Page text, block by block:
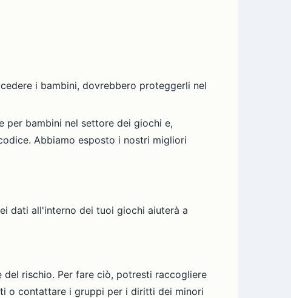
i bambini, dovrebbero proteggerli nel
bambini nel settore dei giochi e,
Abbiamo esposto i nostri migliori
dati all'interno dei tuoi giochi aiuterà a
rischio. Per fare ciò, potresti raccogliere
o contattare i gruppi per i diritti dei minori